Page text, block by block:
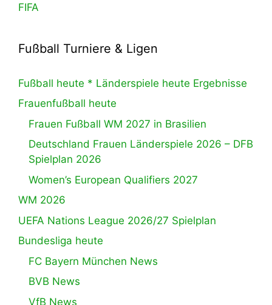
FIFA
Fußball Turniere & Ligen
Fußball heute * Länderspiele heute Ergebnisse
Frauenfußball heute
Frauen Fußball WM 2027 in Brasilien
Deutschland Frauen Länderspiele 2026 – DFB
Spielplan 2026
Women’s European Qualifiers 2027
WM 2026
UEFA Nations League 2026/27 Spielplan
Bundesliga heute
FC Bayern München News
BVB News
VfB News